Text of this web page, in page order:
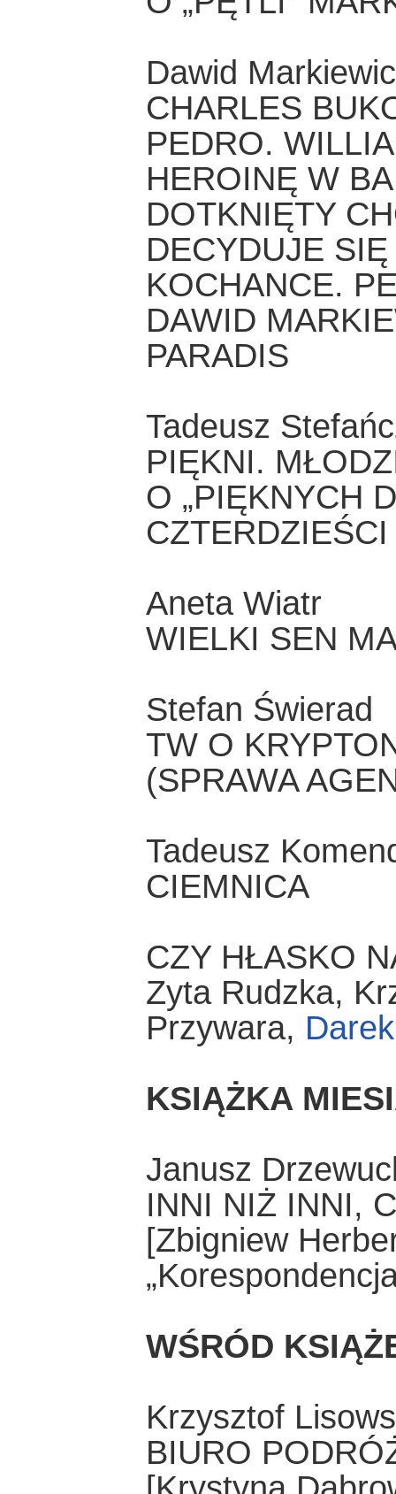
Dawid
CHARLES
PEDRO.
HEROINĘ W
DOTKNIĘTY
DECYDUJE
KOCHANCE.
DAWID
PARADIS
Tadeusz
PIĘKNI.
O „PIĘKNYCH
Aneta Wiatr
WIELKI SEN
Stefan Świerad
TW O
(SPRAWA
Tadeusz
CIEMNICA
CZY HŁASKO
Zyta Rudzka,
Przywara,
KSIĄŻKA
Janusz
INNI NIŻ INNI,
[Zbigniew
WŚRÓD
Krzysztof
BIURO